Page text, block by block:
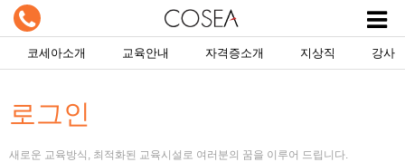
코세아소개 교육안내 자격증소개 지상직 강사
로그인
새로운 교육방식, 최적화된 교육시설로 여러분의 꿈을 이루어 드립니다.